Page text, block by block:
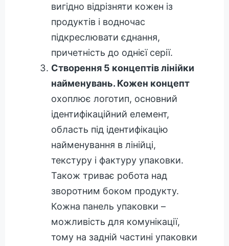
вигідно відрізняти кожен із
продуктів і водночас
підкреслювати єднання,
причетність до однієї серії.
Створення 5 концептів лінійки
найменувань. Кожен концепт
охоплює логотип, основний
ідентифікаційний елемент,
область під ідентифікацію
найменування в лінійці,
текстуру і фактуру упаковки.
Також триває робота над
зворотним боком продукту.
Кожна панель упаковки –
можливість для комунікації,
тому на задній частині упаковки